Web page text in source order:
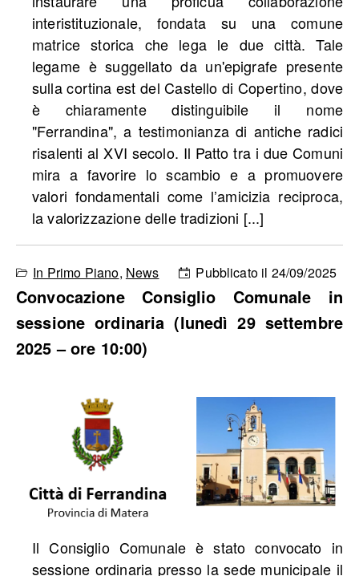
interistituzionale, fondata su una comune
matrice storica che lega le due città. Tale
legame è suggellato da un'epigrafe presente
sulla cortina est del Castello di Copertino, dove
è chiaramente distinguibile il nome
"Ferrandina", a testimonianza di antiche radici
risalenti al XVI secolo. Il Patto tra i due Comuni
mira a favorire lo scambio e a promuovere
valori fondamentali come l’amicizia reciproca,
la valorizzazione delle tradizioni [...]
In Primo Piano, News Pubblicato il 24/09/2025
Convocazione Consiglio Comunale in
sessione ordinaria (lunedì 29 settembre
2025 – ore 10:00)
Il Consiglio Comunale è stato convocato in
sessione ordinaria presso la sede municipale il